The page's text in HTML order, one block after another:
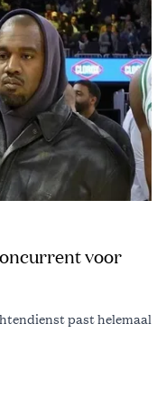
voor
past helemaal